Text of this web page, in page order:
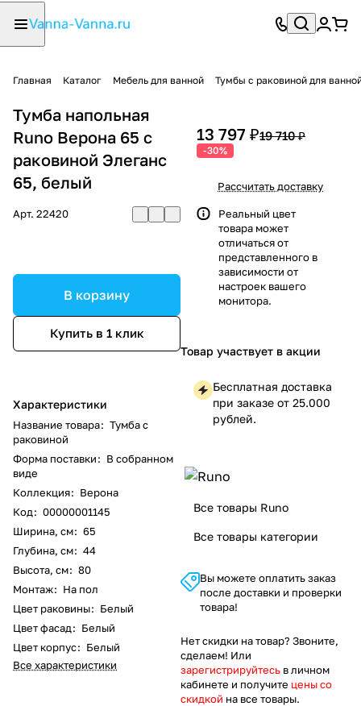
Главная Каталог Мебель для ванной Тумбы с раковиной для
Тумба напольная
Runo Верона 65 с
раковиной Элеганс
65, белый
Арт. 22420
В корзину
Купить в 1 клик
Характеристики
Название товара: Тумба с
раковиной
Форма поставки: В собранном
виде
Коллекция: Верона
Код: 00000001145
Ширина, см: 65
Глубина, см: 44
Высота, см: 80
Монтаж: На пол
Цвет раковины: Белый
Цвет фасад: Белый
Цвет корпус: Белый
Все характеристики
13 797 ₽19 710 ₽
-30%
Рассчитать доставку
Реальный цвет
товара может
отличаться от
представленного в
зависимости от
настроек вашего
монитора.
Товар участвует в акции
Бесплатная доставка
при заказе от 25.000
рублей.
Все товары Runo
Все товары категории
Вы можете оплатить заказ
после доставки и проверки
товара!
Нет скидки на товар? Звоните,
сделаем! Или
зарегистрируйтесь в личном
кабинете и получите цены со
скидкой на все товары.